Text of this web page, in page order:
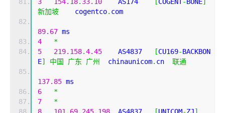
新加坡
    cogentco
. com
89.67 ms
4
*
5
219.158.4.45
    AS4837
[CU169-BACKBON
E] 中国 广东 广州
  chinaunicom
. cn 联通
137.85 ms
6
*
7
*
8
101.69. 245.198
  AS4837
[UNICOM-ZJ]